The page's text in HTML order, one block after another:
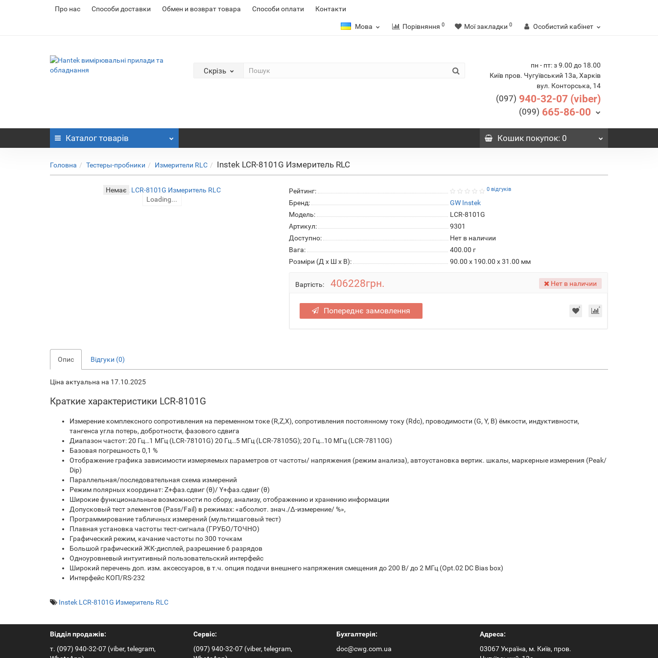
Про нас Cпособи доставки Обмен и возврат товара Способи оплати Контакти
Мова Порівняння 0 Мої закладки 0 Особистий кабінет
Скрізь
пн - пт: з 9.00 до 18.00
Київ пров. Чугуївський 13а, Харків
вул. Конторська, 14
(097) 940-32-07 (viber)
(099) 665-86-00
Каталог товарів Кошикпокупок: 0
Головна Тестеры-пробники Измерители RLC Instek LCR-8101G Измеритель RLC
Немає
Loading...
Loading...
Рейтинг: 0 відгуків
Бренд:
GW Instek
Модель:
LCR-8101G
Артикул:
9301
Доступно:
Нет в наличии
Вага:
400.00 г
Розміри (Д x Ш x В):
90.00 x 190.00 x 31.00 мм
Вартість: 406228грн. Нет в наличии
Попереднє замовлення
Опис Відгуки (0)
Ціна актуальна на 17.10.2025
Краткие характеристики LCR-8101G
Измерение комплексного сопротивления на переменном токе (R,Z,X), сопротивления постоянному току (Rdc), проводимости (G, Y, B) ёмкости, индуктивности,
тангенса угла потерь, добротности, фазового сдвига
Диапазон частот: 20 Гц…1 МГц (LCR-78101G) 20 Гц…5 МГц (LCR-78105G); 20 Гц…10 МГц (LCR-78110G)
Базовая погрешность 0,1 %
Отображение графика зависимости измеряемых параметров от частоты/ напряжения (режим анализа), автоустановка вертик. шкалы, маркерные измерения (Peak/
Dip)
Параллельная/последовательная схема измерений
Режим полярных координат: Z+фаз.сдвиг (θ)/ Y+фаз.сдвиг (θ)
Широкие функциональные возможности по сбору, анализу, отображению и хранению информации
Допусковый тест элементов (Pass/Fail) в режимах: «абсолют. знач./Δ-измерение/ %»,
Программирование табличных измерений (мультишаговый тест)
Плавная установка частоты тест-сигнала (ГРУБО/ТОЧНО)
Графический режим, качание частоты по 300 точкам
Большой графический ЖК-дисплей, разрешение 6 разрядов
Одноуровневый интуитивный пользовательский интерфейс
Широкий перечень доп. изм. аксессуаров, в т.ч. опция подачи внешнего напряжения смещения до 200 В/ до 2 МГц (Opt.02 DC Bias box)
Интерфейс КОП/RS-232
Instek LCR-8101G Измеритель RLC
Відділ продажів:
т. (097) 940-32-07 (viber, telegram,
Сервіс:
(097) 940-32-07 (viber, telegram,
Бухгалтерія:
doc@cwg.com.ua
Адреса:
03067 Україна, м. Київ, пров.